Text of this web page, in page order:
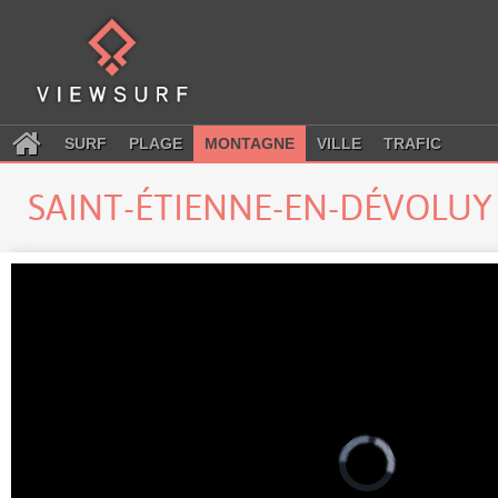
SURF PLAGE MONTAGNE VILLE TRAFIC
SAINT-ÉTIENNE-EN-